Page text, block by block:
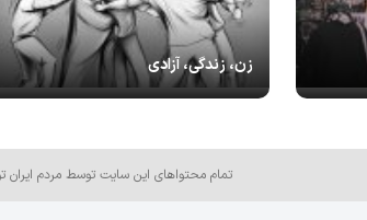
زن، زندگی، آزادی
تمام محتواهای این سایت توسط مردم ایران